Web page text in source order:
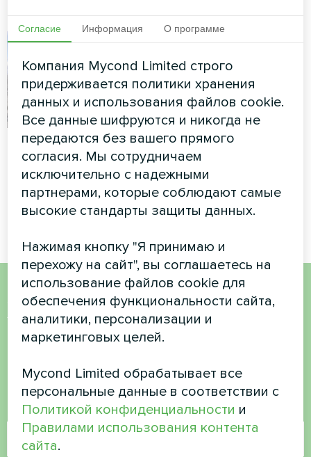
Коммерческий
объект
Модульный тепловой насос
серии MCU
Апартаменты
Сплит-тепловой насос Artic
Home серии Smart
Хотите купить или у вас
есть вопросы?
Свяжитесь с нами, и мы поможем вам
Имя
Согласие Информация О программе
Компания Mycond Limited строго
придерживается политики хранения
данных и использования файлов cookie.
Все данные шифруются и никогда не
передаются без вашего прямого
согласия. Мы сотрудничаем
исключительно с надежными
партнерами, которые соблюдают самые
высокие стандарты защиты данных.
Нажимая кнопку "Я принимаю и
перехожу на сайт", вы соглашаетесь на
использование файлов cookie для
обеспечения функциональности сайта,
аналитики, персонализации и
маркетинговых целей.
Mycond Limited обрабатывает все
персональные данные в соответствии с
Политикой конфиденциальности и
Правилами использования контента
сайта.